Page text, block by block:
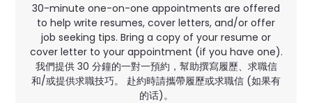
30-minute one-on-one appointments are offered
to help write resumes, cover letters, and/or offer
job seeking tips. Bring a copy of your resume or
cover letter to your appointment (if you have one).
我們提供 30 分鐘的一對一預約，幫助撰寫履歷、求職信
和/或提供求職技巧。 赴約時請攜帶履歷或求職信 (如果有
的话)。